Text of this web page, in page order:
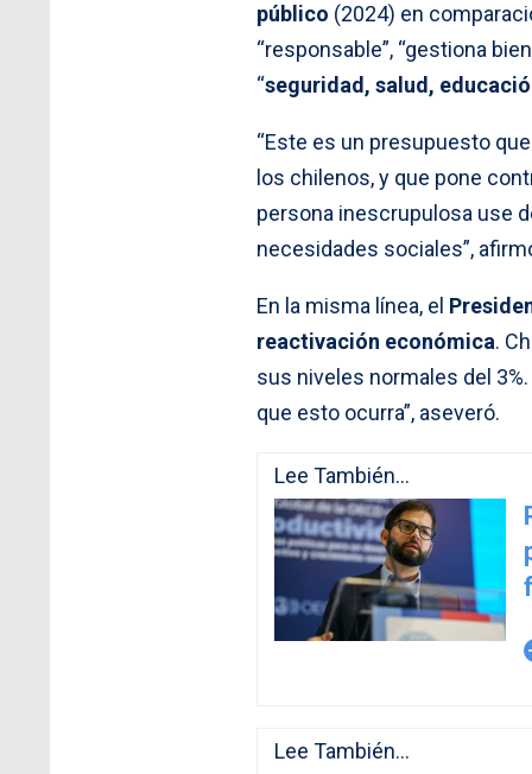
público (2024) en
“responsable”, “gestiona
“seguridad, salud,
“Este es un presupuesto
los chilenos, y que pone
persona inescrupulosa use
necesidades sociales”,
En la misma línea, el
reactivación económica.
sus niveles normales del
que esto ocurra”, aseveró.
Lee También...
Lee También...